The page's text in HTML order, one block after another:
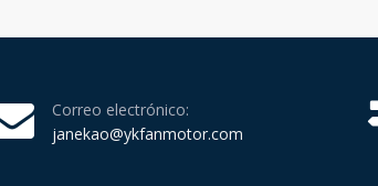
Correo electrónico:
janekao@ykfanmotor.com